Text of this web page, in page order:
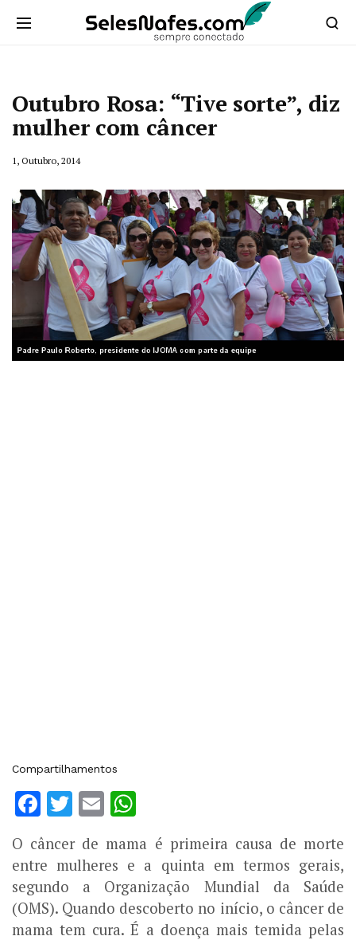
Outubro Rosa: “Tive sorte”, diz
mulher com câncer
1, Outubro, 2014
Compartilhamentos
Facebook
Twitter
Email
O câncer de mama é primeira causa de morte
entre mulheres e a quinta em termos gerais,
segundo a Organização Mundial da Saúde
(OMS). Quando descoberto no início, o câncer de
mama tem cura. É a doença mais temida pelas